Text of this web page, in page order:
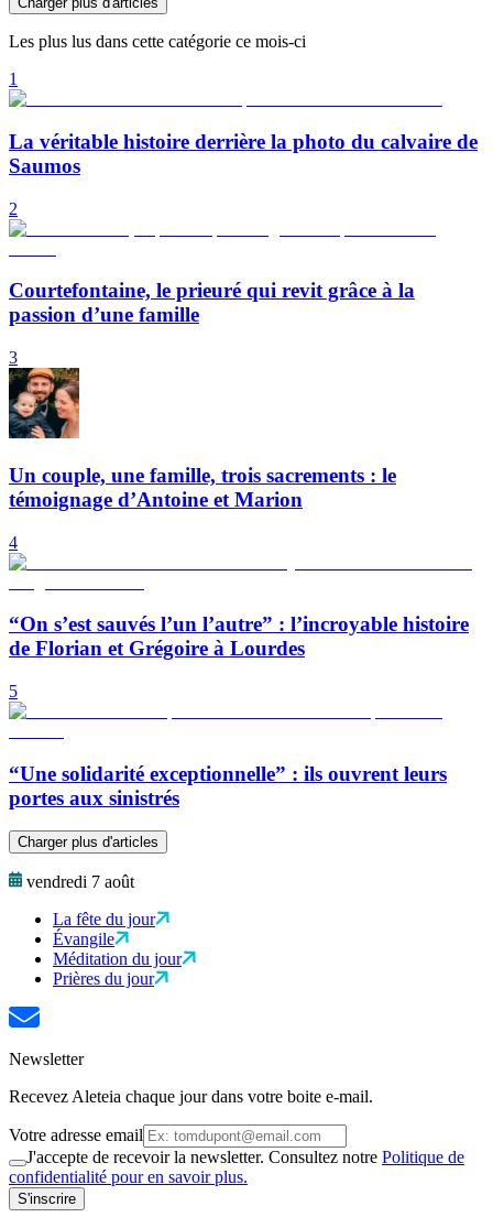
Les plus lus dans cette catégorie ce mois-ci
1
La véritable histoire derrière la photo du calvaire de
Saumos
2
Courtefontaine, le prieuré qui revit grâce à la
passion d’une famille
3
Un couple, une famille, trois sacrements : le
témoignage d’Antoine et Marion
4
“On s’est sauvés l’un l’autre” : l’incroyable histoire
de Florian et Grégoire à Lourdes
5
“Une solidarité exceptionnelle” : ils ouvrent leurs
portes aux sinistrés
Charger plus d'articles
vendredi 7 août
La fête du jour
Évangile
Méditation du jour
Prières du jour
Newsletter
Recevez Aleteia chaque jour dans votre boite e-mail.
Votre adresse email
J'accepte de recevoir la newsletter. Consultez notre Politique de
confidentialité pour en savoir plus.
S'inscrire